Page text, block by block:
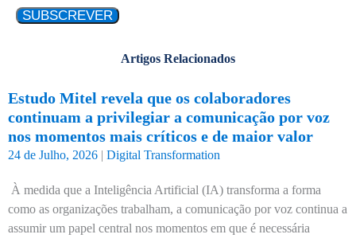
Artigos Relacionados
Estudo Mitel revela que os colaboradores
continuam a privilegiar a comunicação por voz
nos momentos mais críticos e de maior valor
24 de Julho, 2026 | Digital Transformation
À medida que a Inteligência Artificial (IA) transforma a forma
como as organizações trabalham, a comunicação por voz continua a
assumir um papel central nos momentos em que é necessária